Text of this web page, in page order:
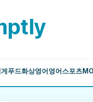
푸드화상영어 영어 스포츠